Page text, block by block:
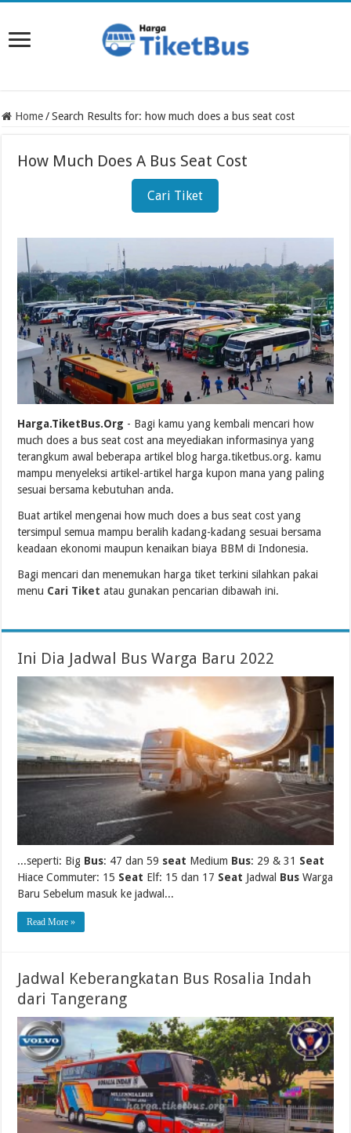
Home / Search Results for: how much does a bus seat cost
How Much Does A Bus Seat Cost
Cari Tiket
Harga.TiketBus.Org - Bagi kamu yang kembali mencari how
much does a bus seat cost ana meyediakan informasinya yang
terangkum awal beberapa artikel blog harga.tiketbus.org. kamu
mampu menyeleksi artikel-artikel harga kupon mana yang paling
sesuai bersama kebutuhan anda.
Buat artikel mengenai how much does a bus seat cost yang
tersimpul semua mampu beralih kadang-kadang sesuai bersama
keadaan ekonomi maupun kenaikan biaya BBM di Indonesia.
Bagi mencari dan menemukan harga tiket terkini silahkan pakai
menu Cari Tiket atau gunakan pencarian dibawah ini.
Ini Dia Jadwal Bus Warga Baru 2022
...seperti: Big Bus: 47 dan 59 seat Medium Bus: 29 & 31 Seat
Hiace Commuter: 15 Seat Elf: 15 dan 17 Seat Jadwal Bus Warga
Baru Sebelum masuk ke jadwal...
Read More »
Jadwal Keberangkatan Bus Rosalia Indah
dari Tangerang